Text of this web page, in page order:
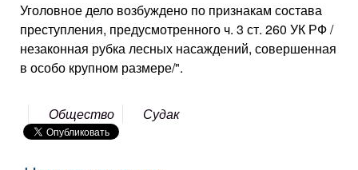
Уголовное дело возбуждено по признакам состава
преступления, предусмотренного ч. 3 ст. 260 УК РФ /
незаконная рубка лесных насаждений, совершенная
в особо крупном размере/".
Общество Судак